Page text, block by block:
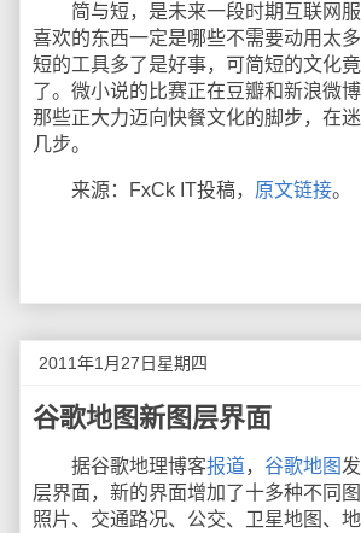
简与短，是未来一段时期互联网服
喜欢的东西一定是哪些不需要动用太
短的工具多了是好事，可简短的文化
了。微小说的比赛正在豆瓣和新浪微
那些正大力迈向快餐文化的脚步，在
几步。
来源：FxCk IT投稿， 原文链接。
2011年1月27日星期四
谷歌地图新图层界面
据谷歌地理博客报道， 谷歌地图
层界面，新的界面增加了十多种不同
照片、交通路况、公交、卫星地图、